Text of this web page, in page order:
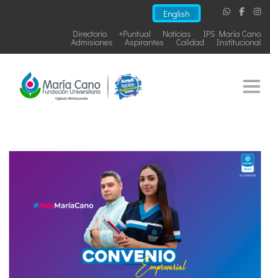
English
IPS María Cano
Noticias
+Puntual
Directorio
Institucional
Calidad
Aspirantes
Admisiones